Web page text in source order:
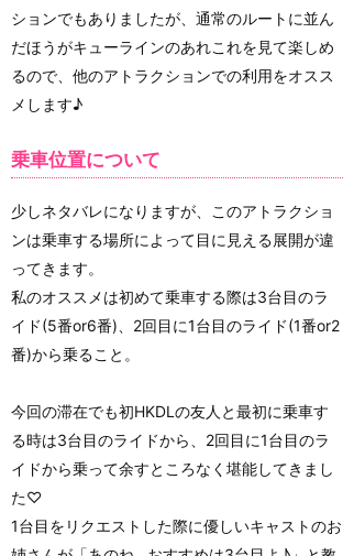
ションでもありましたが、通常のルートに並ん
だほうがキューラインのあれこれを見て楽しめ
るので、他のアトラクションでの利用をオスス
メします♪
乗車位置について
少しネタバレになりますが、このアトラクショ
ンは乗車する場所によって目に見える展開が違
ってきます。
私のオススメは初めて乗車する際は3台目のラ
イド(5番or6番)、2回目に1台目のライド(1番or2
番)から乗ること。
今回の滞在でも初HKDLの友人と最初に乗車す
る時は3台目のライドから、2回目に1台目のラ
イドから乗って余すところなく堪能してきまし
た♡
1台目をリクエストした際に優しいキャストのお